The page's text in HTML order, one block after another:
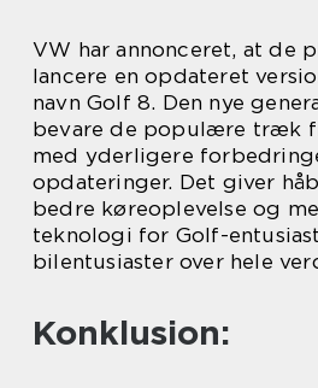
VW har annonceret, at de
lancere en opdateret
navn Golf 8. Den nye
bevare de populære træk
med yderligere
opdateringer. Det giver
bedre køreoplevelse og
teknologi for Golf-
bilentusiaster over hele
Konklusion: